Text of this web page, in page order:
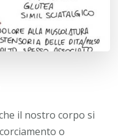
il nostro corpo si
o